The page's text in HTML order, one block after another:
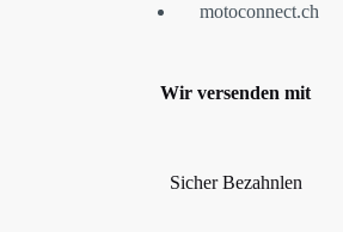
motoconnect.ch
Wir versenden mit
Sicher Bezahnlen